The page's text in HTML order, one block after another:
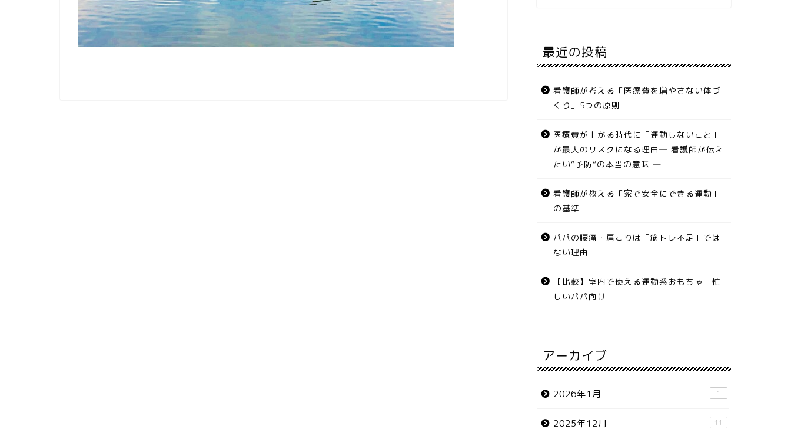
最近の投稿
看護師が考える「医療費を増やさない体づ
くり」5つの原則
医療費が上がる時代に「運動しないこと」
が最大のリスクになる理由― 看護師が伝え
たい“予防”の本当の意味 ―
看護師が教える「家で安全にできる運動」
の基準
パパの腰痛・肩こりは「筋トレ不足」では
ない理由
【比較】室内で使える運動系おもちゃ｜忙
しいパパ向け
アーカイブ
2026年1月 1
2025年12月 11